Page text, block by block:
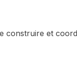
construire et